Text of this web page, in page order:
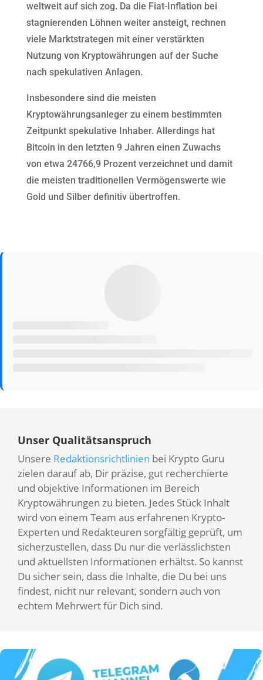
weltweit auf sich zog. Da die Fiat-Inflation bei
stagnierenden Löhnen weiter ansteigt, rechnen
viele Marktstrategen mit einer verstärkten
Nutzung von Kryptowährungen auf der Suche
nach spekulativen Anlagen.
Insbesondere sind die meisten
Kryptowährungsanleger zu einem bestimmten
Zeitpunkt spekulative Inhaber. Allerdings hat
Bitcoin in den letzten 9 Jahren einen Zuwachs
von etwa 24766,9 Prozent verzeichnet und damit
die meisten traditionellen Vermögenswerte wie
Gold und Silber definitiv übertroffen.
Unser Qualitätsanspruch
Unsere Redaktionsrichtlinien bei Krypto Guru
zielen darauf ab, Dir präzise, gut recherchierte
und objektive Informationen im Bereich
Kryptowährungen zu bieten. Jedes Stück Inhalt
wird von einem Team aus erfahrenen Krypto-
Experten und Redakteuren sorgfältig geprüft, um
sicherzustellen, dass Du nur die verlässlichsten
und aktuellsten Informationen erhältst. So kannst
Du sicher sein, dass die Inhalte, die Du bei uns
findest, nicht nur relevant, sondern auch von
echtem Mehrwert für Dich sind.